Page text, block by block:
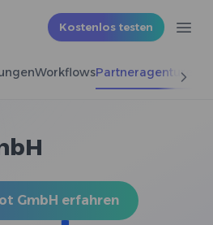
Kostenlos testen
WorkflowsPartneragenturen
GmbH erfahren